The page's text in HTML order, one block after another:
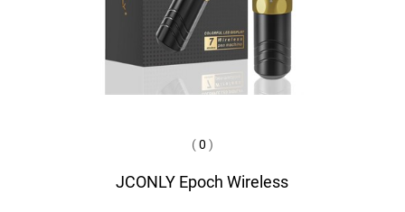
(0 )
JCONLY Epoch Wireless